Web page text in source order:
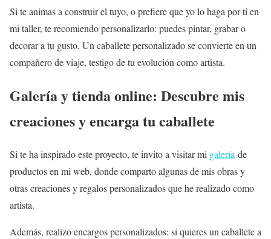
Si te animas a construir el tuyo, o prefiere que yo lo haga por ti en
mi taller, te recomiendo personalizarlo: puedes pintar, grabar o
decorar a tu gusto. Un caballete personalizado se convierte en un
compañero de viaje, testigo de tu evolución como artista.
Galería y tienda online: Descubre mis
creaciones y encarga tu caballete
Si te ha inspirado este proyecto, te invito a visitar mi galería de
productos en mi web, donde comparto algunas de mis obras y
otras creaciones y regalos personalizados que he realizado como
artista.
Además, realizo encargos personalizados: si quieres un caballete a